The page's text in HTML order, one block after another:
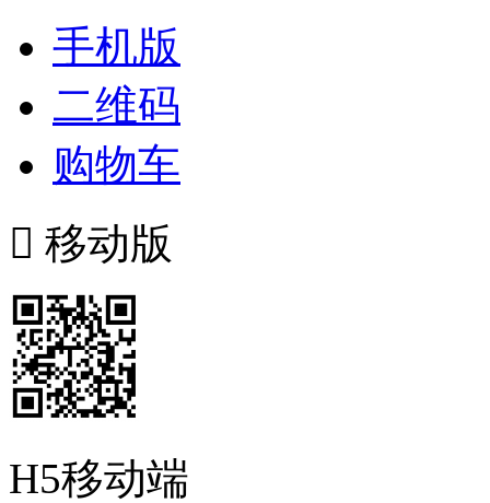
手机版
二维码
购物车
 移动版
H5移动端